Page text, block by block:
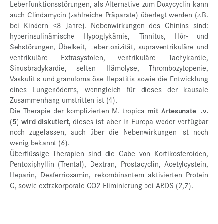
Leberfunktionsstörungen, als Alternative zum Doxycyclin kann
auch Clindamycin (zahlreiche Präparate) überlegt werden (z.B.
bei Kindern <8 Jahre). Nebenwirkungen des Chinins sind:
hyperinsulinämische Hypoglykämie, Tinnitus, Hör- und
Sehstörungen, Übelkeit, Lebertoxizität, supraventrikuläre und
ventrikuläre Extrasystolen, ventrikuläre Tachykardie,
Sinusbradykardie, selten Hämolyse, Thrombozytopenie,
Vaskulitis und granulomatöse Hepatitis sowie die Entwicklung
eines Lungenödems, wenngleich für dieses der kausale
Zusammenhang umstritten ist (4).
Die Therapie der komplizierten M. tropica mit Artesunate i.v.
(5) wird diskutiert,dieses ist aber in Europa weder verfügbar
noch zugelassen, auch über die Nebenwirkungen ist noch
wenig bekannt (6).
Überflüssige Therapien sind die Gabe von Kortikosteroiden,
Pentoxiphyllin (Trental), Dextran, Prostacyclin, Acetylcystein,
Heparin, Desferrioxamin, rekombinantem aktivierten Protein
C, sowie extrakorporale CO2 Eliminierung bei ARDS (2,7).